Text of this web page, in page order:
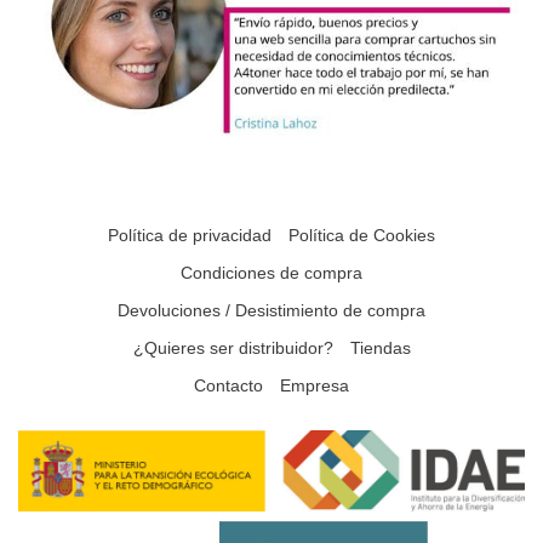
Política de privacidad
Política de Cookies
Condiciones de compra
Devoluciones / Desistimiento de compra
¿Quieres ser distribuidor?
Tiendas
Contacto
Empresa